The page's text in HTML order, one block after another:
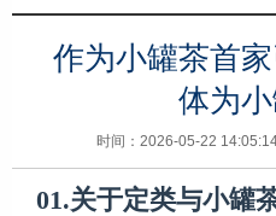
作为小罐茶首
体为
时间：2026-05-22
01.关于定类与小罐